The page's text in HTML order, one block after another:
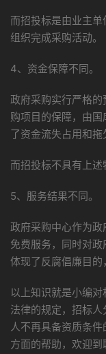
而招投标是由业主
组织完成采购活动。
4、资金保障不同。
政府采购实行严格
购项目的保障，由
了资金流失占用和拖
而招投标不具有上述
5、服务结果不同。
政府采购中心作为
免费服务，同时对
体现了反腐倡廉目的
以上知识就是小编
法律的规定，招标
人不再具备资质条
方面的帮助，欢迎到